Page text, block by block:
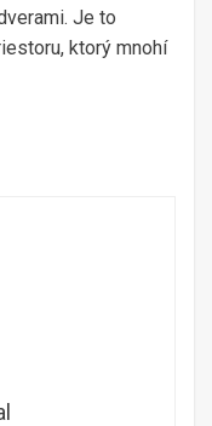
Je to
ktorý mnohí